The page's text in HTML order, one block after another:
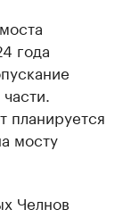
года
планируется
мосту
Челнов